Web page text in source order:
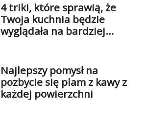
4 triki, które sprawią, że
Twoja kuchnia będzie
wyglądała na bardziej
Najlepszy pomysł na
pozbycie się plam z kawy z
każdej powierzchni